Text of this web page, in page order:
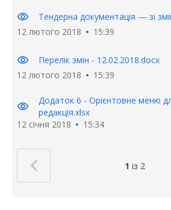
visibility
Тендерна документація — зі
12 лютого 2018
15:39
visibility
Перелік змін - 12.02.2018.docx
12 лютого 2018
15:39
visibility
Додаток 6 - Орієнтовне меню
редакція.xlsx
12 січня 2018
15:34
1 із 2